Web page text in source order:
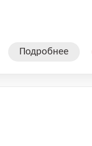
Подробнее